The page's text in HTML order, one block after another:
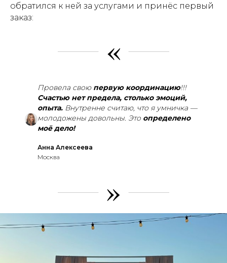
обратился к ней за услугами и принёс первый
заказ:
«
Провела свою первую координацию!!!
Счастью нет предела, столько эмоций,
опыта. Внутренне считаю, что я умничка —
молодожены довольны. Это определено
моё дело!
Анна Алексеева
Москва
»